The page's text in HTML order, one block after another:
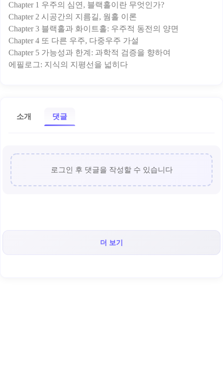
Chapter 1 우주의 심연, 블랙홀이란 무엇인가?
Chapter 2 시공간의 지름길, 웜홀 이론
Chapter 3 블랙홀과 화이트홀: 우주적 동전의 양면
Chapter 4 또 다른 우주, 다중우주 가설
Chapter 5 가능성과 한계: 과학적 검증을 향하여
소개 댓글
로그인 후 댓글을 작성할 수 있습니다
더 보기